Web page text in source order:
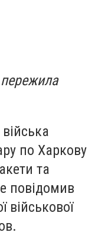
по Харкову
та
повідомив
військової